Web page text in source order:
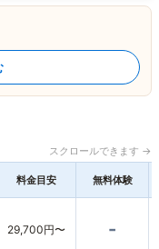
スクロールできます →
料金目安 無料体験
29,700円〜 -